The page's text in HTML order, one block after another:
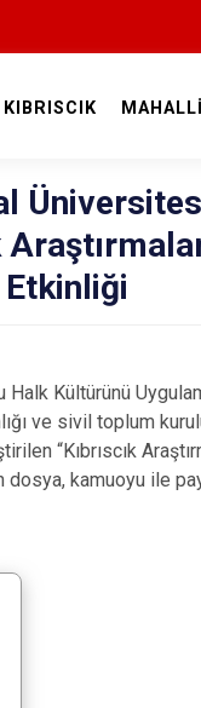
KIBRISCIK
Kültürünü
ve sivil toplum
“Kıbrıscık
kamuoyu ile